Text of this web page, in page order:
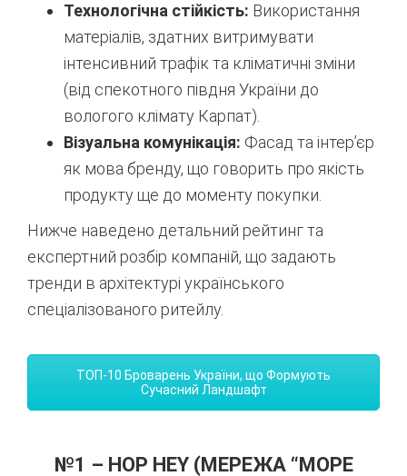
Технологічна стійкість: Використання
матеріалів, здатних витримувати
інтенсивний трафік та кліматичні зміни
(від спекотного півдня України до
вологого клімату Карпат).
Візуальна комунікація: Фасад та інтер’єр
як мова бренду, що говорить про якість
продукту ще до моменту покупки.
Нижче наведено детальний рейтинг та
експертний розбір компаній, що задають
тренди в архітектурі українського
спеціалізованого ритейлу.
ТОП-10 Броварень України, що Формують
Сучасний Ландшафт
№1 – HOP HEY (МЕРЕЖА “МОРЕ